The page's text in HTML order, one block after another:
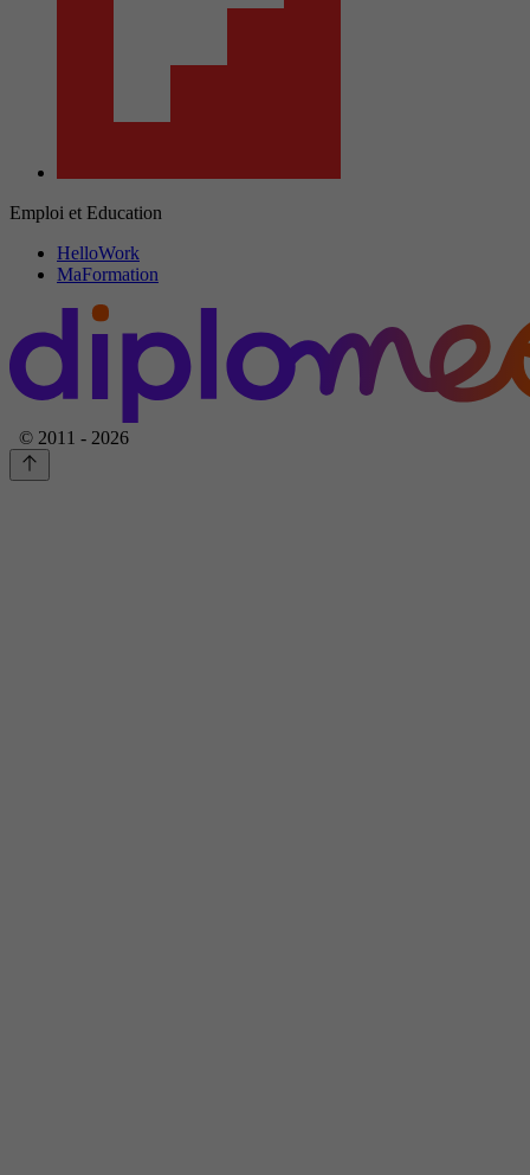
Emploi et Education
HelloWork
MaFormation
© 2011 - 2026